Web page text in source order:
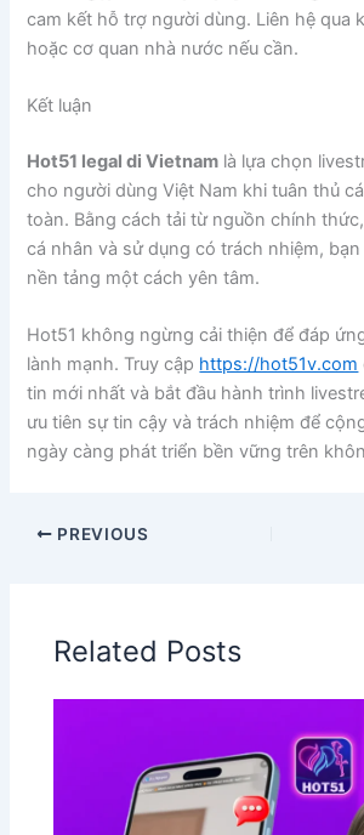
cam kết hỗ trợ người dùng. Liên hệ qua
hoặc cơ quan nhà nước nếu cần.
Kết luận
Hot51 legal di Vietnam là lựa chọn
cho người dùng Việt Nam khi tuân thủ
toàn. Bằng cách tải từ nguồn chính
cá nhân và sử dụng có trách nhiệm,
nền tảng một cách yên tâm.
Hot51 không ngừng cải thiện để đáp
lành mạnh. Truy cập https://hot51v.com
tin mới nhất và bắt đầu hành trình
ưu tiên sự tin cậy và trách nhiệm để
ngày càng phát triển bền vững trên
PREVIOUS
Related Posts